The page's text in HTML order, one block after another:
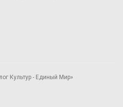
Культур - Единый Мир»